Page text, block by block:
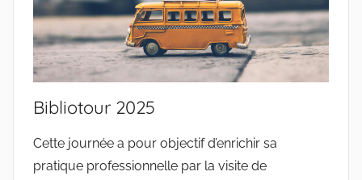
Bibliotour 2025
Cette journée a pour objectif d’enrichir sa
pratique professionnelle par la visite de